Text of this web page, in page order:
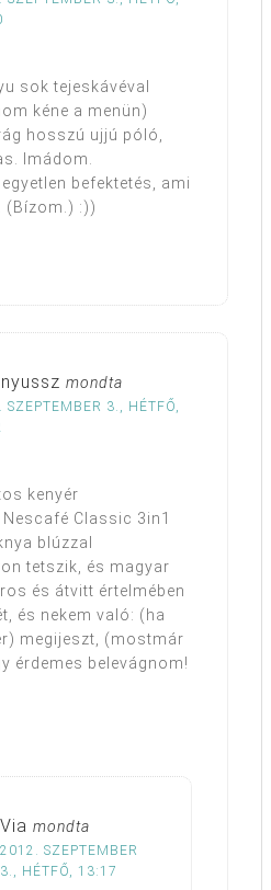
sok tejeskávéval
kéne a menün)
hosszú ujjú póló,
Imádom.
befektetés, ami
(Bízom.) :))
mondta
SZEPTEMBER 3., HÉTFŐ,
kenyér
Classic 3in1
blúzzal
tetszik, és magyar
és átvitt értelmében
és nekem való: (ha
megijeszt, (mostmár
érdemes belevágnom!
Via mondta
2012. SZEPTEMBER
3., HÉTFŐ, 13:17